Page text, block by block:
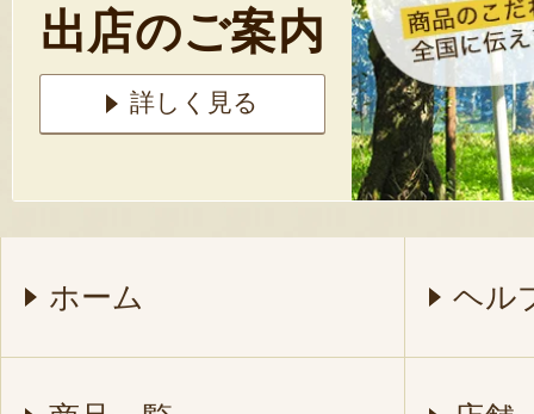
出店のご案内
詳しく見る
ホーム ヘル